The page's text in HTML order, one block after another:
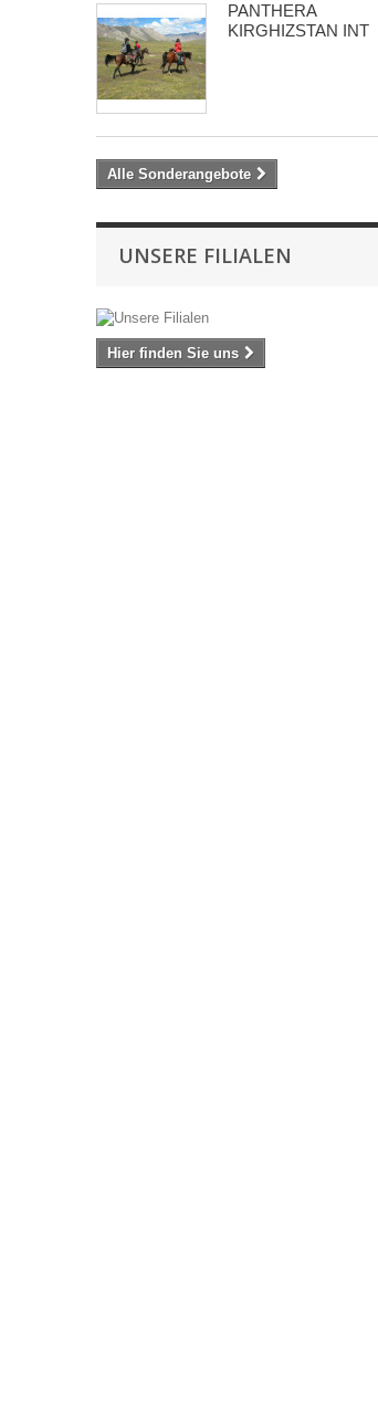
PANTHERA
KIRGHIZSTAN INT
Alle Sonderangebote
UNSERE FILIALEN
Hier finden Sie uns